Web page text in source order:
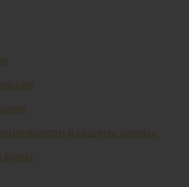
и защиты данных
бумаг